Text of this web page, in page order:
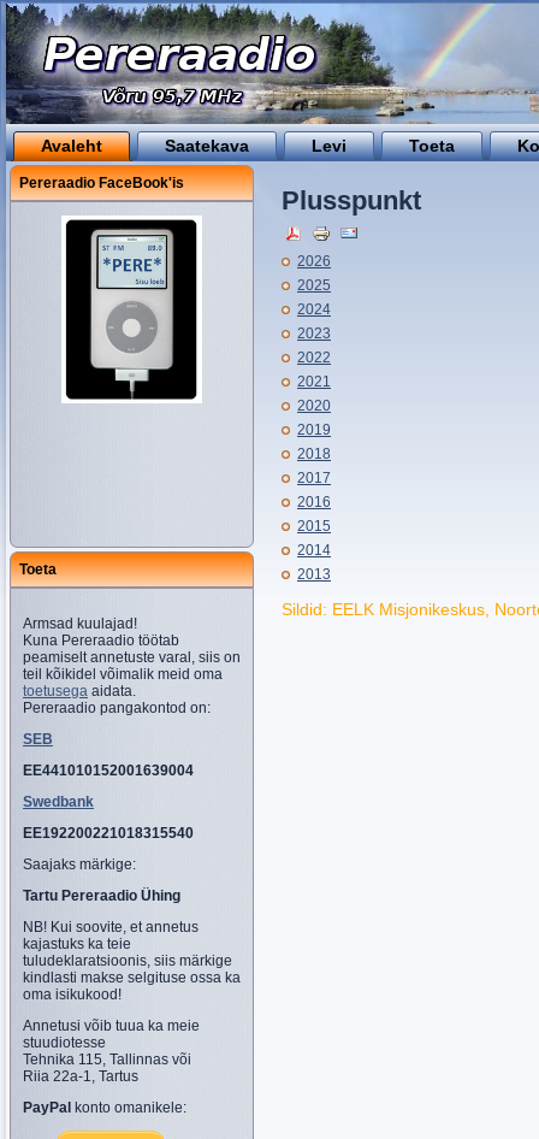
Avaleht Saatekava Levi Toeta
Pereraadio FaceBook'is
Toeta
Armsad kuulajad!
Kuna Pereraadio töötab
peamiselt annetuste varal, siis on
teil kõikidel võimalik meid oma
toetusega aidata.
Pereraadio pangakontod on:
SEB
EE441010152001639004
Swedbank
EE192200221018315540
Saajaks märkige:
Tartu Pereraadio Ühing
NB! Kui soovite, et annetus
kajastuks ka teie
tuludeklaratsioonis, siis märkige
kindlasti makse selgituse ossa ka
oma isikukood!
Annetusi võib tuua ka meie
stuudiotesse
Tehnika 115, Tallinnas või
Riia 22a-1, Tartus
PayPal konto omanikele:
Plusspunkt
2026
2025
2024
2023
2022
2021
2020
2019
2018
2017
2016
2015
2014
2013
Sildid: EELK Misjonikeskus,